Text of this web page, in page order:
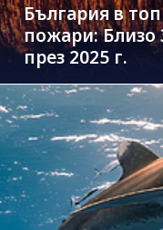
България в
пожари: Близо
през 2025 г.